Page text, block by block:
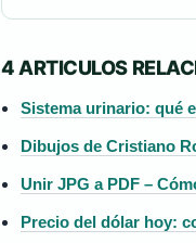
4 ARTICULOS
Sistema urinario: qué
Dibujos de Cristiano
Unir JPG a PDF –
Precio del dólar hoy: